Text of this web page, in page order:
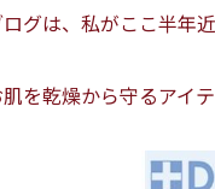
グは、私がここ半年
を乾燥から守るアイ